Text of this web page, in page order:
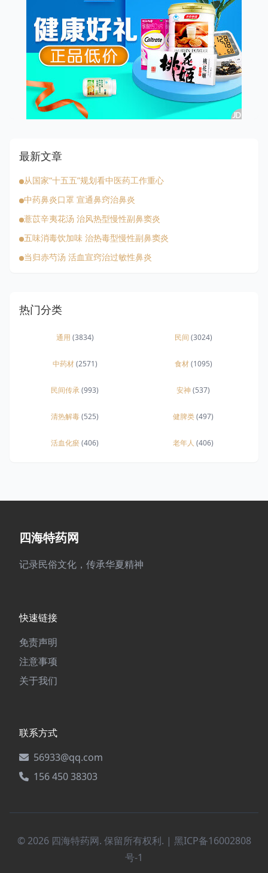
最新文章
从国家“十五五”规划看中医药工作重心
中药鼻炎口罩 宣通鼻窍治鼻炎
薏苡辛夷花汤 治风热型慢性副鼻窦炎
五味消毒饮加味 治热毒型慢性副鼻窦炎
当归赤芍汤 活血宣窍治过敏性鼻炎
热门分类
通用 (3834) 民间 (3024)
中药材(2571) 食材(1095)
民间传承(993) 安神(537)
清热解毒(525) 健脾类(497)
活血化瘀(406) 老年人 (406)
四海特药网
记录民俗文化，传承华夏精神
快速链接
免责声明
注意事项
关于我们
联系方式
56933@qq.com
156 450 38303
© 2026 四海特药网. 保留所有权利. | 黑ICP备16002808
号-1